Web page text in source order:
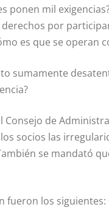
ponen mil
por
es que se operan
sumamente
de
socios las
se mandató
fueron los